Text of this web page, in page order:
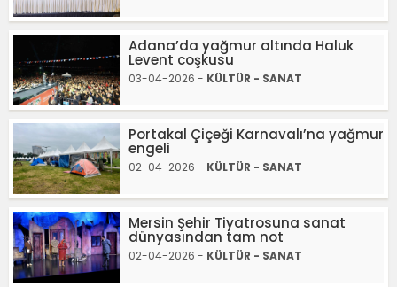
Adana’da yağmur altında Haluk
Levent coşkusu
03-04-2026 - KÜLTÜR - SANAT
Portakal Çiçeği Karnavalı’na yağmur
engeli
02-04-2026 - KÜLTÜR - SANAT
Mersin Şehir Tiyatrosuna sanat
dünyasından tam not
02-04-2026 - KÜLTÜR - SANAT